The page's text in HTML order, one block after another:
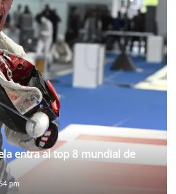
entra al top 8 mundial de
pm